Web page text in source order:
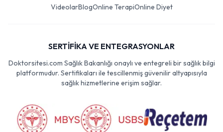
VideolarBlogOnline TerapiOnline Diyet
SERTİFİKA VE ENTEGRASYONLAR
Doktorsitesi.com Sağlık Bakanlığı onaylı ve entegreli bir sağlık bilgi
platformudur. Sertifikaları ile tescillenmiş güvenilir altyapısıyla
sağlık hizmetlerine erişim sağlar.